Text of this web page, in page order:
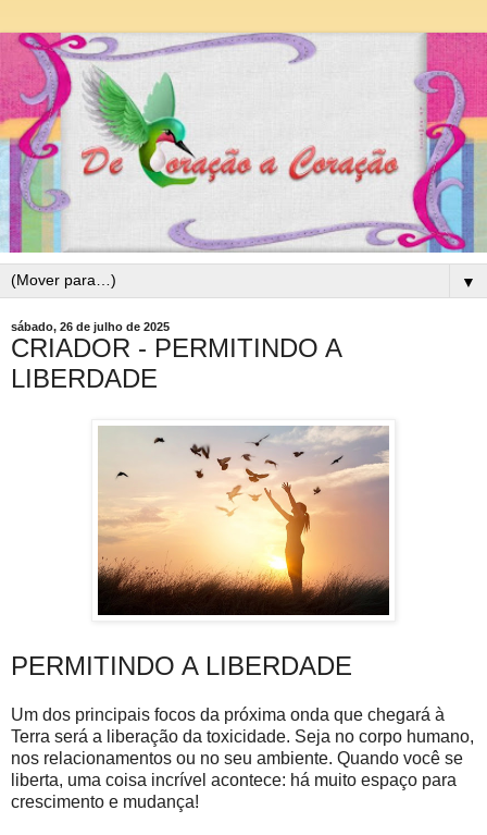
▼
sábado, 26 de julho de 2025
CRIADOR - PERMITINDO A
LIBERDADE
PERMITINDO A LIBERDADE
Um dos principais focos da próxima onda que chegará à
Terra será a liberação da toxicidade. Seja no corpo humano,
nos relacionamentos ou no seu ambiente. Quando você se
liberta, uma coisa incrível acontece: há muito espaço para
crescimento e mudança!